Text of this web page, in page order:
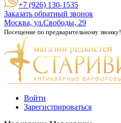
+7 (926) 130-1535
Заказать обратный звонок
Москва, ул.Свободы, 29
Посещение по предварительному звонку!
Войти
Зарегистрироваться